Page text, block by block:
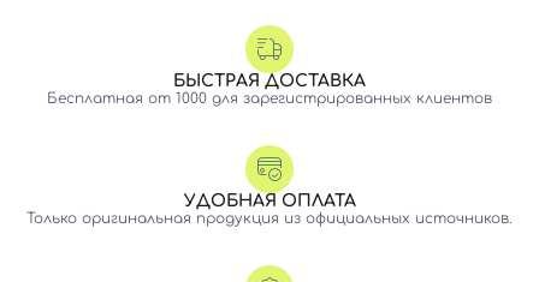
БЫСТРАЯ ДОСТАВКА
Бесплатная от 1000 для зарегистрированных клиентов
УДОБНАЯ ОПЛАТА
Только оригинальная продукция из официальных источников.